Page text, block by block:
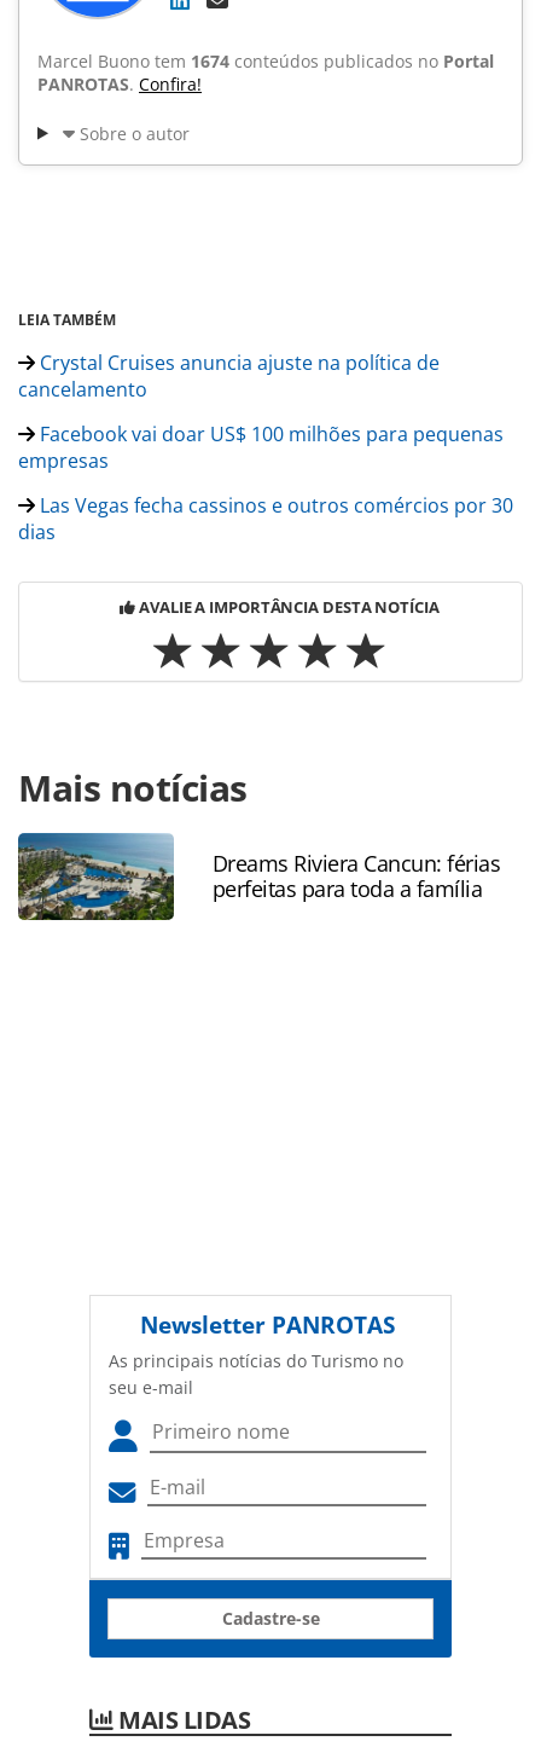
Marcel Buono tem 1674 conteúdos publicados no Portal
PANROTAS. Confira!
Sobre o autor
LEIA TAMBÉM
Crystal Cruises anuncia ajuste na política de
cancelamento
Facebook vai doar US$ 100 milhões para pequenas
empresas
Las Vegas fecha cassinos e outros comércios por 30
dias
AVALIE A IMPORTÂNCIA DESTA NOTÍCIA
https://www.panrotas.com.br/coronavirus/cruzeiros/
oferece-navios-como-hospitais-flutuantes-nos-
eua_172045.html ou as ferramentas oferecidas na página.
Todo o conteúdo produzido pela PANROTAS Editora é
protegido pela legislação brasileira sobre direito autoral.
Não reproduza o conteúdo sem autorização da PANROTAS
Mais notícias
Dreams Riviera Cancun: férias
perfeitas para toda a família
Newsletter PANROTAS
As principais notícias do Turismo no
seu e-mail
Cadastre-se
MAIS LIDAS